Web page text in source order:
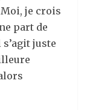
Moi, je crois
part de
juste